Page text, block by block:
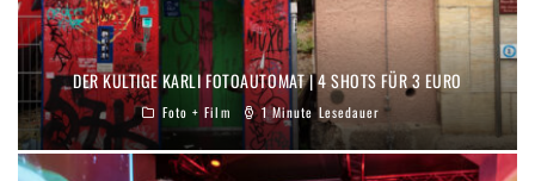
DER KULTIGE KARLI FOTOAUTOMAT | 4 SHOTS FÜR 3 EURO
Foto + Film 1 Minute Lesedauer